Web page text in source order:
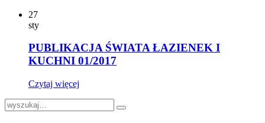
27
sty
PUBLIKACJA ŚWIATA ŁAZIENEK I
KUCHNI 01/2017
Czytaj więcej